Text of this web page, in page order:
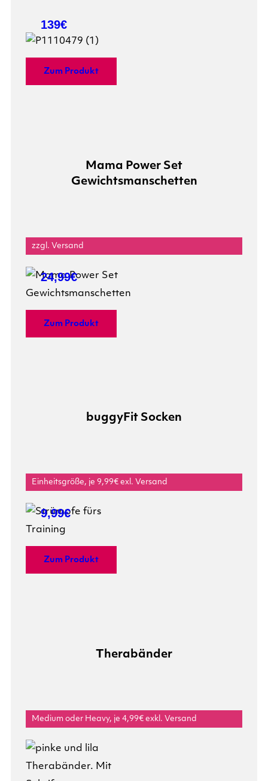
139€
Zum Produkt
Mama Power Set
Gewichtsmanschetten
zzgl. Versand
24,99€
Zum Produkt
buggyFit Socken
Einheitsgröße, je 9,99€ exl. Versand
9,99€
Zum Produkt
Therabänder
Medium oder Heavy, je 4,99€ exkl. Versand